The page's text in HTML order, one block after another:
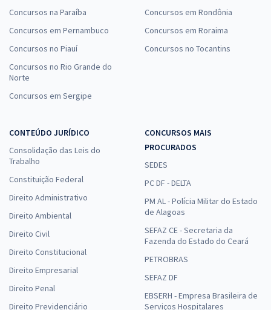
Concursos na Paraíba
Concursos em Pernambuco
Concursos no Piauí
Concursos no Rio Grande do
Norte
Concursos em Sergipe
Concursos em Rondônia
Concursos em Roraima
Concursos no Tocantins
CONTEÚDO JURÍDICO
Consolidação das Leis do
Trabalho
Constituição Federal
Direito Administrativo
Direito Ambiental
Direito Civil
Direito Constitucional
Direito Empresarial
Direito Penal
Direito Previdenciário
CONCURSOS MAIS
PROCURADOS
SEDES
PC DF - DELTA
PM AL - Polícia Militar do Estado
de Alagoas
SEFAZ CE - Secretaria da
Fazenda do Estado do Ceará
PETROBRAS
SEFAZ DF
EBSERH - Empresa Brasileira de
Serviços Hospitalares